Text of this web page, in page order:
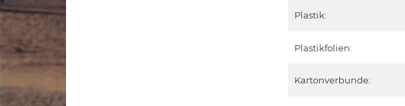
Plastik:
Plastikfolien:
Kartonverbunde: